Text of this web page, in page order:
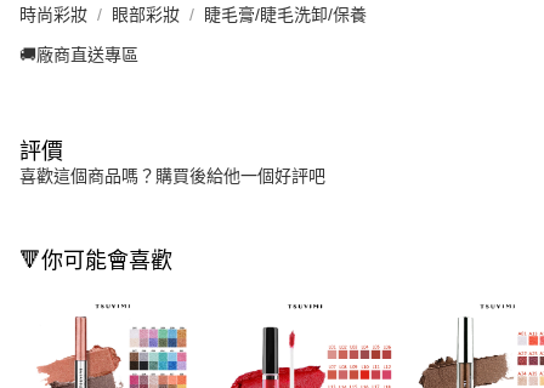
時尚彩妝 眼部彩妝 睫毛膏/睫毛洗卸/保養
🚚廠商直送專區
評價
喜歡這個商品嗎？購買後給他一個好評吧
🔻你可能會喜歡